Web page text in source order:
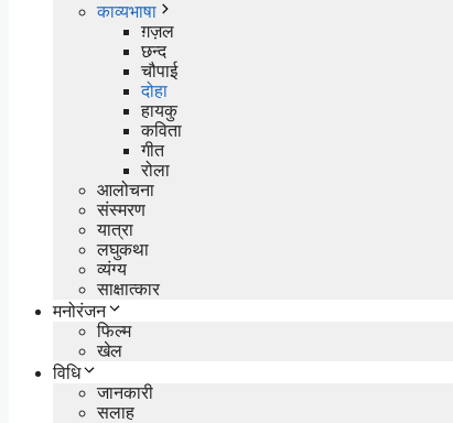
काव्यभाषा
ग़ज़ल
छन्द
चौपाई
दोहा
हायकु
कविता
गीत
रोला
आलोचना
संस्मरण
यात्रा
लघुकथा
व्यंग्य
साक्षात्कार
मनोरंजन
फिल्म
खेल
विधि
जानकारी
सलाह